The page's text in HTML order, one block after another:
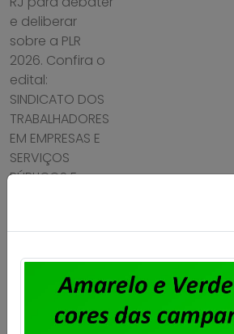
e deliberar
sobre a PLR
2026. Confira o
edital:
SINDICATO DOS
TRABALHADORES
EM EMPRESAS E
SERVIÇOS
PÚBLICOS E
INTERNET E […]
Saiba mais